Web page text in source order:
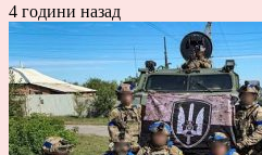
4 години назад